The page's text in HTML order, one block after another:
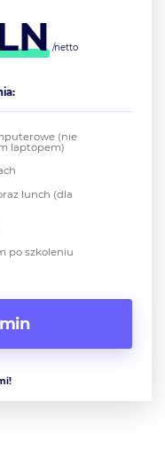
/netto
(nie
laptopem)
lunch (dla
po szkoleniu